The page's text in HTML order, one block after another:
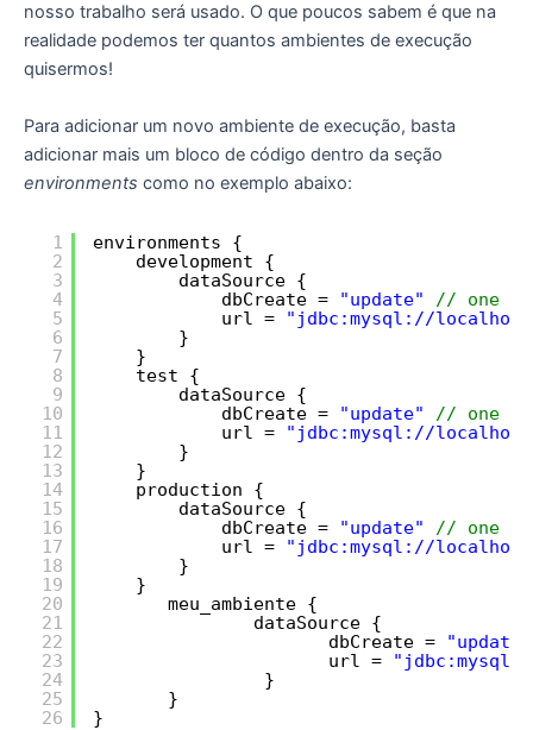
nosso trabalho será usado. O que poucos sabem é que na
realidade podemos ter quantos ambientes de execução
quisermos!
Para adicionar um novo ambiente de execução, basta
adicionar mais um bloco de código dentro da seção
environments como no exemplo abaixo:
1
2
3
4
5
6
7
8
9
10
11
12
13
14
15
16
17
18
19
20
21
22
23
24
25
26
environments {
development {
dataSource {
dbCreate =
"update"
// one
url =
"jdbc:mysql://
}
}
test {
dataSource {
dbCreate =
"update"
// one
url =
"jdbc:mysql://
}
}
production {
dataSource {
dbCreate =
"update"
// one
url =
"jdbc:mysql://
}
}
meu_ambiente {
dataSource {
dbCreate =
"update"
url =
"jdbc:mysql://
}
}
}